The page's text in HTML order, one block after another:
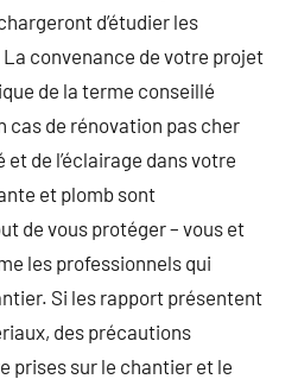
d’étudier les
convenance de votre projet
de la terme conseillé
cas de rénovation pas cher
de l’éclairage dans votre
et plomb sont
de vous protéger – vous et
les professionnels qui
Si les rapport présentent
des précautions
prises sur le chantier et le